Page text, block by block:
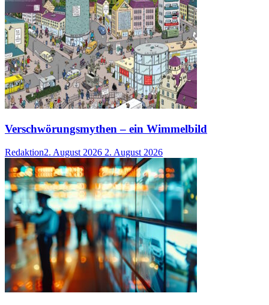
Verschwörungsmythen – ein Wimmelbild
Redaktion2. August 2026 2. August 2026